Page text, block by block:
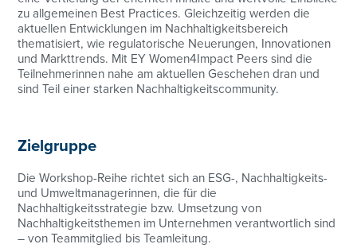
zu allgemeinen Best Practices. Gleichzeitig werden die
aktuellen Entwicklungen im Nachhaltigkeitsbereich
thematisiert, wie regulatorische Neuerungen, Innovationen
und Markttrends. Mit EY Women4Impact Peers sind die
Teilnehmerinnen nahe am aktuellen Geschehen dran und
sind Teil einer starken Nachhaltigkeitscommunity.
Zielgruppe
Die Workshop-Reihe richtet sich an ESG-, Nachhaltigkeits-
und Umweltmanagerinnen, die für die
Nachhaltigkeitsstrategie bzw. Umsetzung von
Nachhaltigkeitsthemen im Unternehmen verantwortlich sind
– von Teammitglied bis Teamleitung.